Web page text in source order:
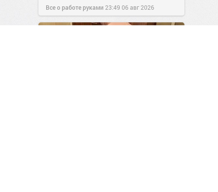
Все о работе руками 23:49 06 авг 2026